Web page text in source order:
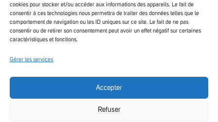
cookies pour stocker et/ou accéder aux informations des appareils. Le fait de
consentir à ces technologies nous permettra de traiter des données telles que le
comportement de navigation ou les ID uniques sur ce site. Le fait de ne pas
consentir ou de retirer son consentement peut avoir un effet négatif sur certaines
caractéristiques et fonctions.
Gérer les services
Accepter
Refuser
Accessibilité non conforme